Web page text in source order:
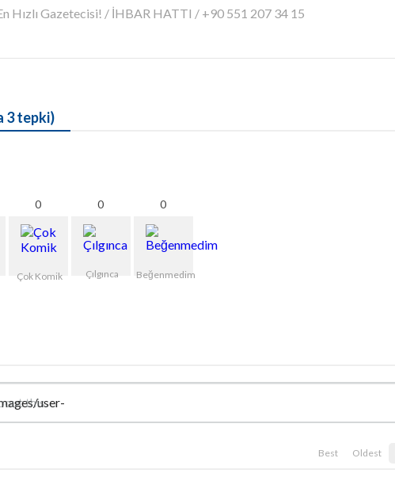
Hızlı Gazetecisi! / İHBAR HATTI / +90 551 207 34 15
3 tepki)
0
Çok Komik
0
Çılgınca
0
Beğenmedim
Best Oldest